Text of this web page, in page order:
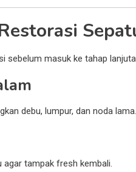
sebelum masuk ke tahap
debu, lumpur, dan noda lama.
agar tampak fresh kembali.